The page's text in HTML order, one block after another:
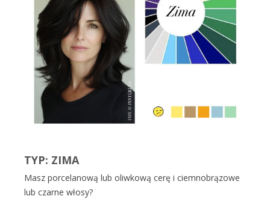
TYP: ZIMA
Masz porcelanową lub oliwkową cerę i ciemnobrązowe
lub czarne włosy?